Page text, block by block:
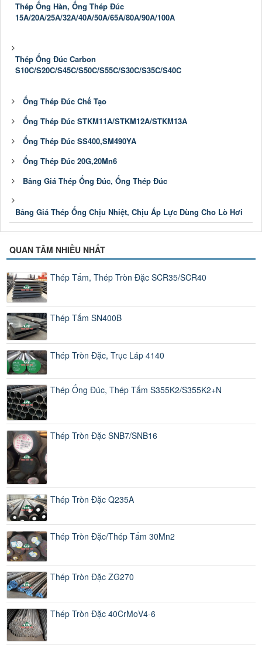
Thép Ống Hàn, Ống Thép Đúc
15A/20A/25A/32A/40A/50A/65A/80A/90A/100A
Thép Ống Đúc Carbon
S10C/S20C/S45C/S50C/S55C/S30C/S35C/S40C
Ống Thép Đúc Chế Tạo
Ống Thép Đúc STKM11A/STKM12A/STKM13A
Ống Thép Đúc SS400,SM490YA
Ống Thép Đúc 20G,20Mn6
Bảng Giá Thép Ống Đúc, Ống Thép Đúc
Bảng Giá Thép Ống Chịu Nhiệt, Chịu Áp Lực Dùng Cho Lò Hơi
QUAN TÂM NHIỀU NHẤT
Thép Tấm, Thép Tròn Đặc SCR35/SCR40
Thép Tấm SN400B
Thép Tròn Đặc, Trục Láp 4140
Thép Ống Đúc, Thép Tấm S355K2/S355K2+N
Thép Tròn Đặc SNB7/SNB16
Thép Tròn Đặc Q235A
Thép Tròn Đặc/Thép Tấm 30Mn2
Thép Tròn Đặc ZG270
Thép Tròn Đặc 40CrMoV4-6